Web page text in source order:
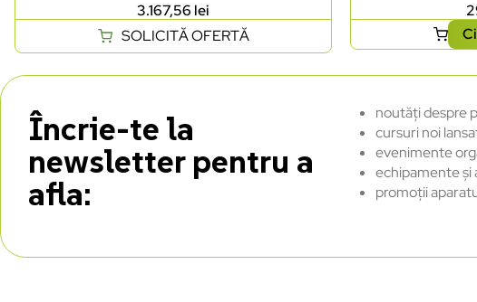
3.167,56 lei
SOLICITĂ OFERTĂ
Încrie-te la
newsletter pentru a
afla:
noutăți despre
cursuri noi
evenimente
echipamente și
promoții